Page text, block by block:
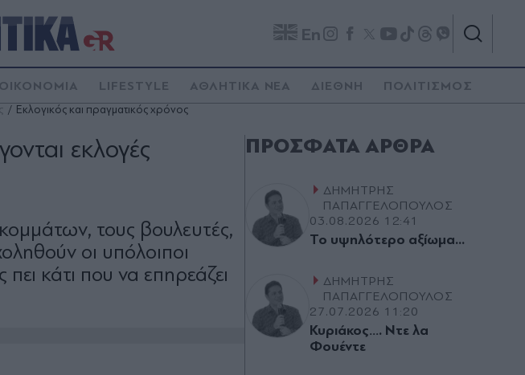
En
ΟΙΚΟΝΟΜΙΑ LIFESTYLE ΑΘΛΗΤΙΚΑ ΝΕΑ ΔΙΕΘΝΗ ΠΟΛΙΤΙΣΜΟΣ
Εκλογικός και πραγματικός χρόνος
εκλογές
τους βουλευτές,
οι υπόλοιποι
κάτι που να επηρεάζει
ΠΡΌΣΦΑΤΑ ΆΡΘΡΑ
ΔΗΜΗΤΡΗΣ
ΠΑΠΑΓΓΕΛΟΠΟΥΛΟΣ
03.08.2026 12:41
Το υψηλότερο αξίωµα...
ΔΗΜΗΤΡΗΣ
ΠΑΠΑΓΓΕΛΟΠΟΥΛΟΣ
27.07.2026 11:20
Κυριάκος…. Ντε λα
Φουέντε